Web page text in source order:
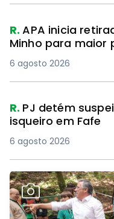
R.APA inicia
Minho para maior
6 agosto 2026
R. PJ detém
isqueiro em Fafe
6 agosto 2026